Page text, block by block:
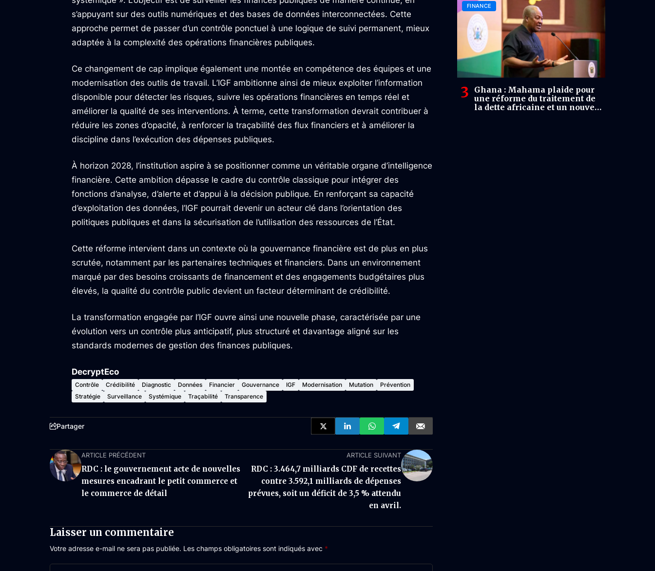
s’appuyant sur des outils numériques et des bases de données interconnectées. Cette
approche permet de passer d’un contrôle ponctuel à une logique de suivi permanent, mieux
adaptée à la complexité des opérations financières publiques.
Ce changement de cap implique également une montée en compétence des équipes et une
modernisation des outils de travail. L’IGF ambitionne ainsi de mieux exploiter l’information
disponible pour détecter les risques, suivre les opérations financières en temps réel et
améliorer la qualité de ses interventions. À terme, cette transformation devrait contribuer à
réduire les zones d’opacité, à renforcer la traçabilité des flux financiers et à améliorer la
discipline dans l’exécution des dépenses publiques.
À horizon 2028, l’institution aspire à se positionner comme un véritable organe d’intelligence
financière. Cette ambition dépasse le cadre du contrôle classique pour intégrer des
fonctions d’analyse, d’alerte et d’appui à la décision publique. En renforçant sa capacité
d’exploitation des données, l’IGF pourrait devenir un acteur clé dans l’orientation des
politiques publiques et dans la sécurisation de l’utilisation des ressources de l’État.
Cette réforme intervient dans un contexte où la gouvernance financière est de plus en plus
scrutée, notamment par les partenaires techniques et financiers. Dans un environnement
marqué par des besoins croissants de financement et des engagements budgétaires plus
élevés, la qualité du contrôle public devient un facteur déterminant de crédibilité.
La transformation engagée par l’IGF ouvre ainsi une nouvelle phase, caractérisée par une
évolution vers un contrôle plus anticipatif, plus structuré et davantage aligné sur les
standards modernes de gestion des finances publiques.
DecryptEco
Contrôle Crédibilité Diagnostic Données Financier Gouvernance IGF Modernisation Mutation
Prévention
Stratégie
Surveillance Systémique Traçabilité Transparence
Partager
ARTICLE PRÉCÉDENT
RDC : le gouvernement acte de nouvelles
mesures encadrant le petit commerce et
le commerce de détail
ARTICLE SUIVANT
RDC : 3.464,7 milliards CDF de recettes
contre 3.592,1 milliards de dépenses
prévues, soit un déficit de 3,5 % attendu
en avril.
Laisser un commentaire
Votre adresse e-mail ne sera pas publiée. Les champs obligatoires sont indiqués avec *
FINANCE
Ghana : Mahama plaide pour
une réforme du traitement de
la dette africaine et un nouveau